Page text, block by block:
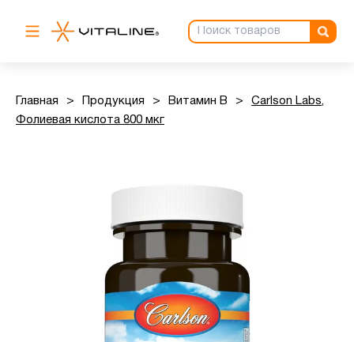
Главная > Продукция > Витамин B >
Carlson Labs,
Фолиевая кислота 800 мкг